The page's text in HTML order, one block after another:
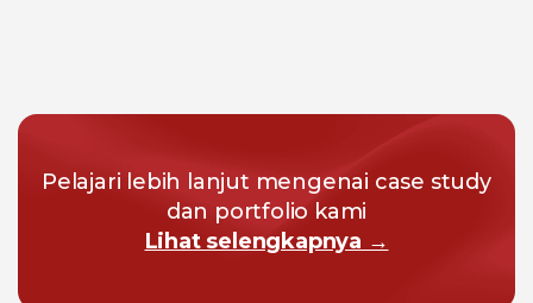
Pelajari lebih lanjut mengenai case study
dan portfolio kami
Lihat selengkapnya →